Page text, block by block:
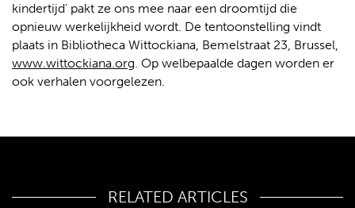
kindertijd’ pakt ze ons mee naar een droomtijd die
opnieuw werkelijkheid wordt. De tentoonstelling vindt
plaats in Bibliotheca Wittockiana, Bemelstraat 23, Brussel,
www.wittockiana.org. Op welbepaalde dagen worden er
ook verhalen voorgelezen.
RELATED ARTICLES